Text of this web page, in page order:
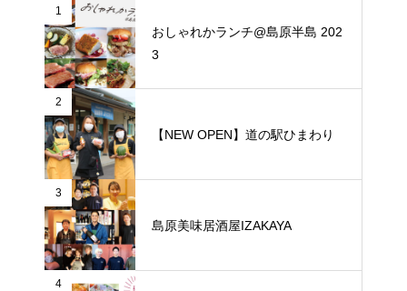
1
おしゃれかランチ@島原半島 202
3
2
【NEW OPEN】道の駅ひまわり
3
島原美味居酒屋IZAKAYA
4